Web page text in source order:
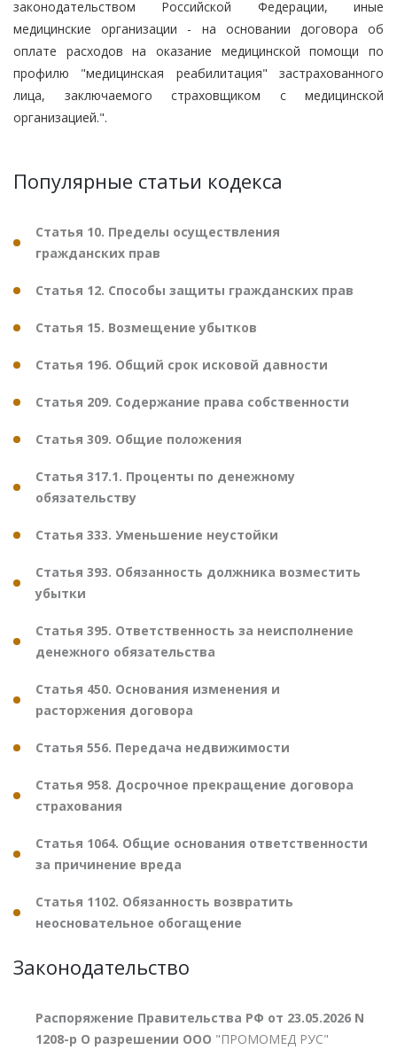
законодательством Российской Федерации, иные
медицинские организации - на основании договора об
оплате расходов на оказание медицинской помощи по
профилю "медицинская реабилитация" застрахованного
лица, заключаемого страховщиком с медицинской
организацией.".
Популярные статьи кодекса
Статья 10. Пределы осуществления
гражданских прав
Статья 12. Способы защиты гражданских прав
Статья 15. Возмещение убытков
Статья 196. Общий срок исковой давности
Статья 209. Содержание права собственности
Статья 309. Общие положения
Статья 317.1. Проценты по денежному
обязательству
Статья 333. Уменьшение неустойки
Статья 393. Обязанность должника возместить
убытки
Статья 395. Ответственность за неисполнение
денежного обязательства
Статья 450. Основания изменения и
расторжения договора
Статья 556. Передача недвижимости
Статья 958. Досрочное прекращение договора
страхования
Статья 1064. Общие основания ответственности
за причинение вреда
Статья 1102. Обязанность возвратить
неосновательное обогащение
Законодательство
Распоряжение Правительства РФ от 23.05.2026 N
1208-р О разрешении ООО "ПРОМОМЕД РУС"